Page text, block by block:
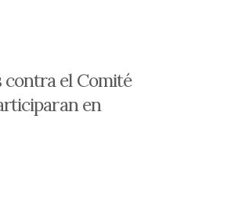
contra el Comité
en